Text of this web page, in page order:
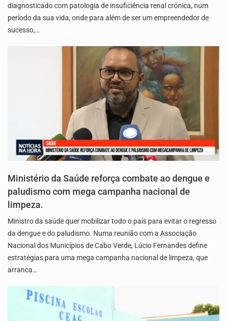
diagnosticado com patologia de insuficiência renal crónica, num
período da sua vida, onde para além de ser um empreendedor de
sucesso,…
Ministério da Saúde reforça combate ao dengue e
paludismo com mega campanha nacional de
limpeza.
Ministro da saúde quer mobilizar todo o país para evitar o regresso
da dengue e do paludismo. Numa reunião com a Associação
Nacional dos Municípios de Cabo Verde, Lúcio Fernandes define
estratégias para uma mega campanha nacional de limpeza, que
arranca…